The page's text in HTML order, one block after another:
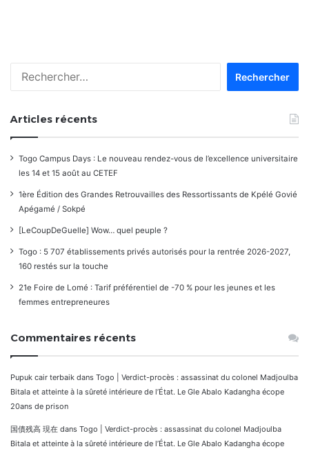
Articles récents
Togo Campus Days : Le nouveau rendez-vous de l’excellence universitaire
les 14 et 15 août au CETEF
1ère Édition des Grandes Retrouvailles des Ressortissants de Kpélé Govié
Apégamé / Sokpé
[LeCoupDeGuelle] Wow… quel peuple ?
Togo : 5 707 établissements privés autorisés pour la rentrée 2026-2027,
160 restés sur la touche
21e Foire de Lomé : Tarif préférentiel de -70 % pour les jeunes et les
femmes entrepreneures
Commentaires récents
Pupuk cair terbaik dans Togo | Verdict-procès : assassinat du colonel Madjoulba
Bitala et atteinte à la sûreté intérieure de l’État. Le Gle Abalo Kadangha écope
20ans de prison
国債残高 現在 dans Togo | Verdict-procès : assassinat du colonel Madjoulba
Bitala et atteinte à la sûreté intérieure de l’État. Le Gle Abalo Kadangha écope